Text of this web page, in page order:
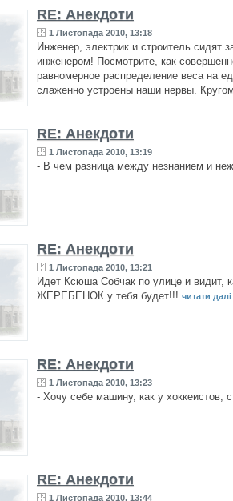
RE: Анекдоти
1 Листопада 2010, 13:18
Инженер, электрик и строитель сидят
инженером! Посмотрите, как
равномерное распределение веса на
слаженно устроены наши нервы.
RE: Анекдоти
1 Листопада 2010, 13:19
- В чем разница между незнанием и
RE: Анекдоти
1 Листопада 2010, 13:21
Идет Ксюша Собчак по улице и видит,
ЖЕРЕБЕНОК у тебя будет!!! читати
RE: Анекдоти
1 Листопада 2010, 13:23
- Хочу себе машину, как у
RE: Анекдоти
1 Листопада 2010, 13:44